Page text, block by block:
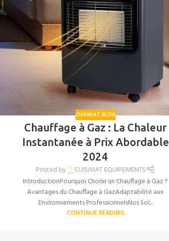
CUISIMAT BLOG
Chauffage à Gaz : La Chaleur
Instantanée à Prix Abordable
2024
Posted by
CUISIMAT EQUIPEMENTS
IntroductionPourquoi Choisir un Chauffage à Gaz ?
Avantages du Chauffage à GazAdaptabilité aux
Environnements ProfessionnelsNos Sol...
CONTINUE READING